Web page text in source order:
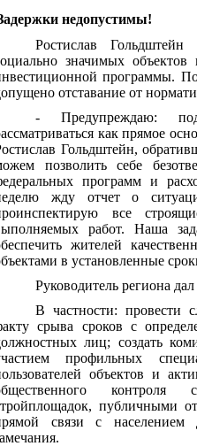
недопустимы!
Ростислав Гольдштейн
значимых
программы.
отставание от
- Предупреждаю:
как прямое
Гольдштейн,
позволить себе
программ и
жду отчет о
все
работ. Наша
жителей
в установленные
Руководитель региона
В частности: провести
срыва сроков с
лиц; создать
профильных
объектов и
контроля
публичными
связи с населением